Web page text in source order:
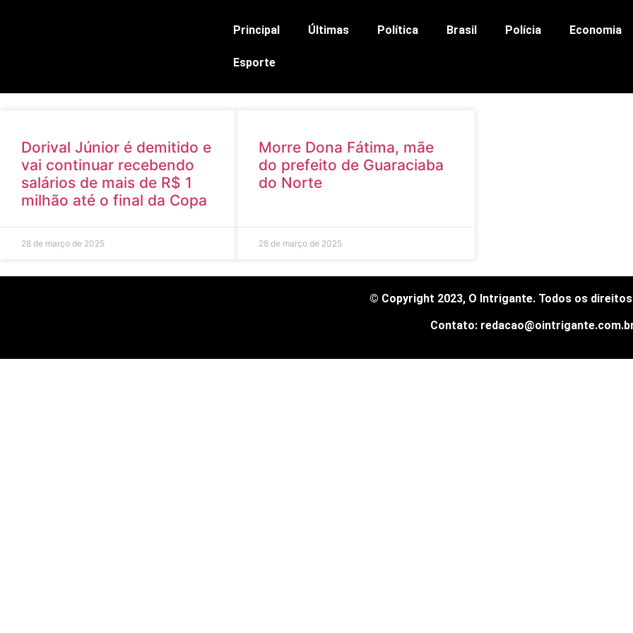
Principal Últimas Política Brasil Polícia Economia
Esporte
Dorival Júnior é demitido e
vai continuar recebendo
salários de mais de R$ 1
milhão até o final da Copa
28 de março de 2025
Morre Dona Fátima, mãe
do prefeito de Guaraciaba
do Norte
28 de março de 2025
© Copyright 2023, O Intrigante. Todos os
Contato: